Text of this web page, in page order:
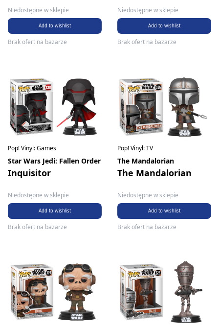
Niedostępne w sklepie
Add to wishlist
Brak ofert na bazarze
Niedostępne w sklepie
Add to wishlist
Brak ofert na bazarze
Pop! Vinyl: Games
Star Wars Jedi: Fallen Order
Inquisitor
Niedostępne w sklepie
Add to wishlist
Brak ofert na bazarze
Pop! Vinyl: TV
The Mandalorian
The Mandalorian
Niedostępne w sklepie
Add to wishlist
Brak ofert na bazarze